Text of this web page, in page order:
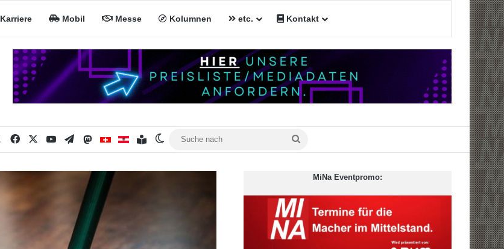
Karriere Mobil Messe Kolumnen etc. Kontakt
RSSFacebookYouTubeTelegramMastodonMiNa CHMiNa AT
Inhaltsverzeichnis
Skin umschalten
MiNa Eventpromo: